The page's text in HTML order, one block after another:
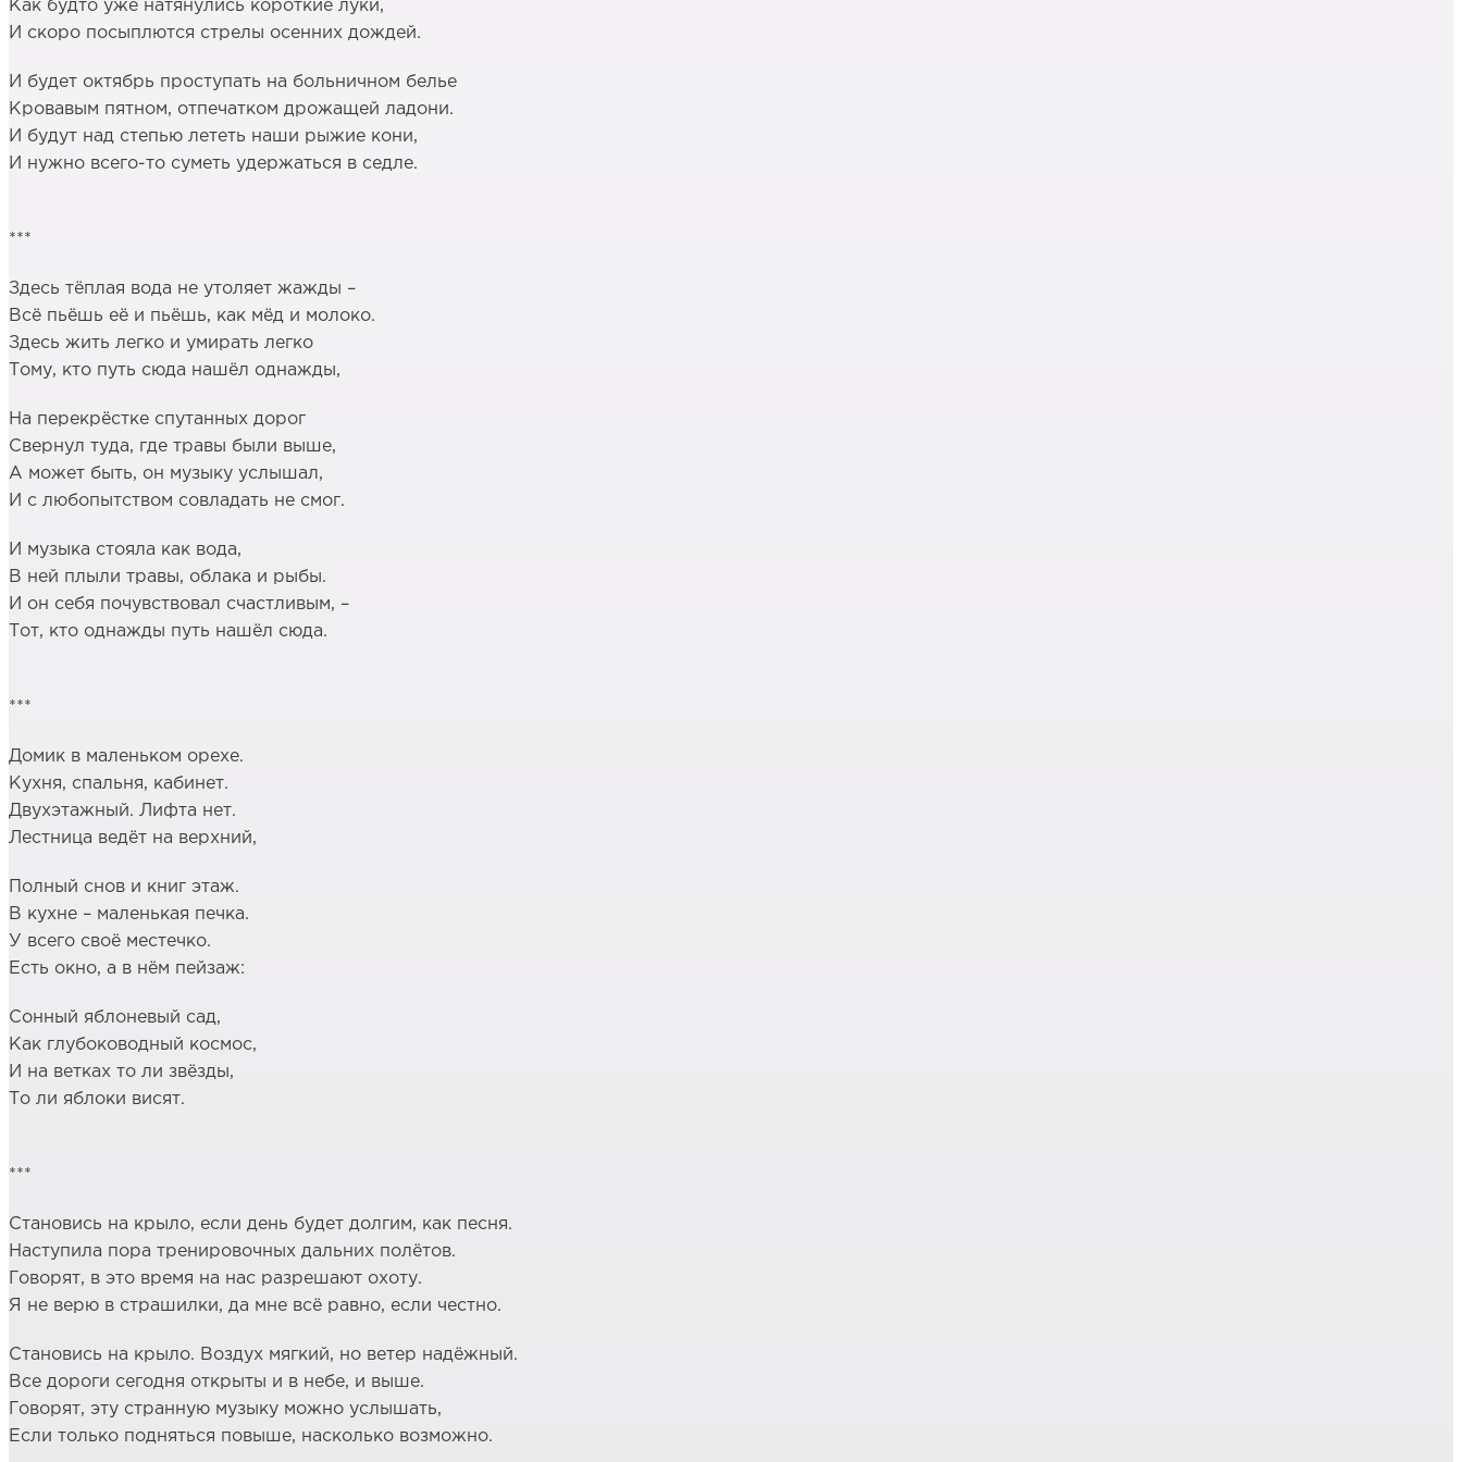
Как будто уже натянулись короткие луки,
И скоро посыплются стрелы осенних дождей.
И будет октябрь проступать на больничном белье
Кровавым пятном, отпечатком дрожащей ладони.
И будут над степью лететь наши рыжие кони,
И нужно всего-то суметь удержаться в седле.
***
Здесь тёплая вода не утоляет жажды –
Всё пьёшь её и пьёшь, как мёд и молоко.
Здесь жить легко и умирать легко
Тому, кто путь сюда нашёл однажды,
На перекрёстке спутанных дорог
Свернул туда, где травы были выше,
А может быть, он музыку услышал,
И с любопытством совладать не смог.
И музыка стояла как вода,
В ней плыли травы, облака и рыбы.
И он себя почувствовал счастливым, –
Тот, кто однажды путь нашёл сюда.
***
Домик в маленьком орехе.
Кухня, спальня, кабинет.
Двухэтажный. Лифта нет.
Лестница ведёт на верхний,
Полный снов и книг этаж.
В кухне – маленькая печка.
У всего своё местечко.
Есть окно, а в нём пейзаж:
Сонный яблоневый сад,
Как глубоководный космос,
И на ветках то ли звёзды,
То ли яблоки висят.
***
Становись на крыло, если день будет долгим, как песня.
Наступила пора тренировочных дальних полётов.
Говорят, в это время на нас разрешают охоту.
Я не верю в страшилки, да мне всё равно, если честно.
Становись на крыло. Воздух мягкий, но ветер надёжный.
Все дороги сегодня открыты и в небе, и выше.
Говорят, эту странную музыку можно услышать,
Если только подняться повыше, насколько возможно.